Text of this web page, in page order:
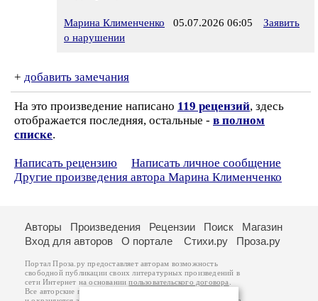
Марина Клименченко 05.07.2026 06:05
Заявить
о нарушении
+ добавить замечания
На это произведение написано 119 рецензий, здесь
отображается последняя, остальные - в полном
списке.
Написать рецензию
Написать личное сообщение
Другие произведения автора Марина Клименченко
Авторы Произведения Рецензии Поиск
Магазин
Вход для авторов
О портале Стихи.ру Проза.ру
Портал Проза.ру предоставляет авторам возможность
свободной публикации своих литературных произведений в
сети Интернет на основаниипользовательского договора
Все авторские права на произведения принадлежат авторам